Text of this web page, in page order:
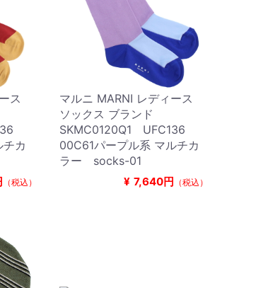
ス
カ
（税込）
マルニ MARNI レディース
ソックス ブランド
SKMC0120Q1 UFC136
00C61パープル系 マルチカ
ラー socks-01
¥ 7,640円 （税込）